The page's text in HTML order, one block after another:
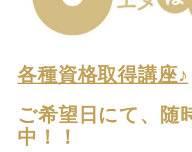
各種資格取得講座♪
ご希望日にて、随
中！！